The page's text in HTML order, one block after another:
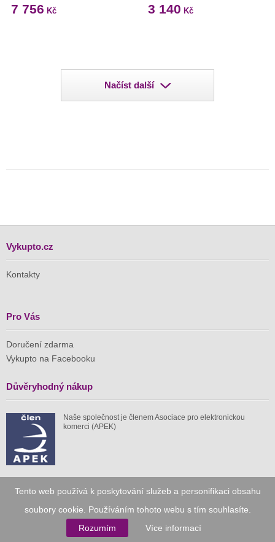
Tento web používá k poskytování služeb a personifikaci obsahu
soubory cookie. Používáním tohoto webu s tím souhlasíte.
Rozumím
Více informací
7 756 Kč 3 140 Kč
Načíst další
Vykupto.cz
Kontakty
Pro Vás
Doručení zdarma
Vykupto na Facebooku
Důvěryhodný nákup
Naše společnost je členem Asociace pro elektronickou
komerci (APEK)
Již od roku 2010
1 511 mil.